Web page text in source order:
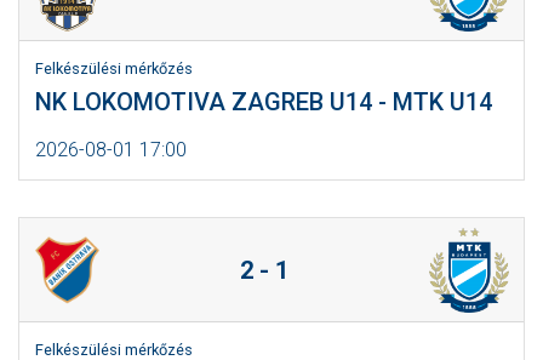
Felkészülési mérkőzés
NK LOKOMOTIVA ZAGREB U14 - MTK U14
2026-08-01 17:00
2 - 1
Felkészülési mérkőzés